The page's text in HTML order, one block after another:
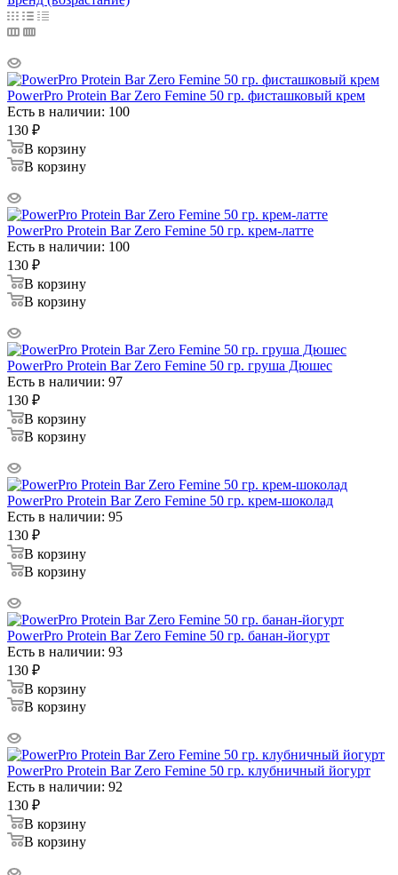
PowerPro Protein Bar Zero Femine 50 гр. фисташковый крем
Есть в наличии: 100
130 ₽
В корзину
В корзину
PowerPro Protein Bar Zero Femine 50 гр. крем-латте
Есть в наличии: 100
130 ₽
В корзину
В корзину
PowerPro Protein Bar Zero Femine 50 гр. груша Дюшес
Есть в наличии: 97
130 ₽
В корзину
В корзину
PowerPro Protein Bar Zero Femine 50 гр. крем-шоколад
Есть в наличии: 95
130 ₽
В корзину
В корзину
PowerPro Protein Bar Zero Femine 50 гр. банан-йогурт
Есть в наличии: 93
130 ₽
В корзину
В корзину
PowerPro Protein Bar Zero Femine 50 гр. клубничный йогурт
Есть в наличии: 92
130 ₽
В корзину
В корзину